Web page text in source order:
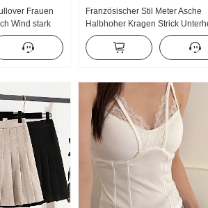
Frauen
Wind stark
Sanft
Französischer Stil Meter Asche
Halbhoher Kragen Strick
Damen Herbst Winter Verdickt
Pullover Fort geschritten Gefühl
Schlank Innerhalb Fing